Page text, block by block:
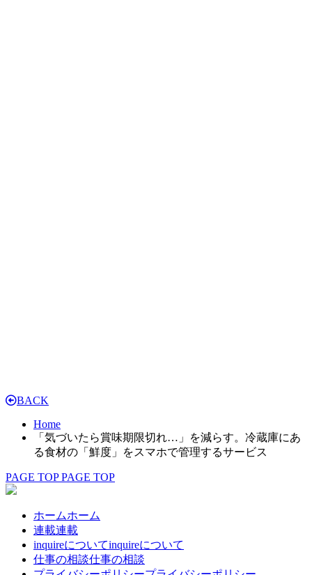
BACK
Home
「気づいたら賞味期限切れ…」を減らす。冷蔵庫にあ
る食材の「鮮度」をスマホで管理するサービス
PAGE TOP PAGE TOP
ホームホーム
連載連載
inquireについてinquireについて
仕事の相談仕事の相談